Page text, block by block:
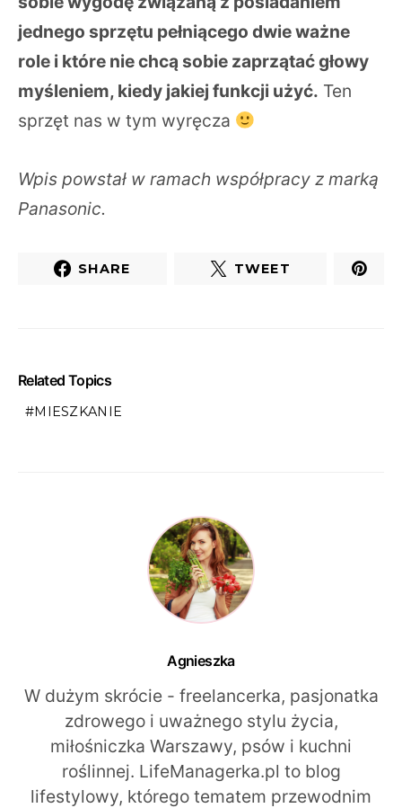
jednego sprzętu pełniącego dwie ważne
role i które nie chcą sobie zaprzątać głowy
myśleniem, kiedy jakiej funkcji użyć. Ten
sprzęt nas w tym wyręcza
Wpis powstał w ramach współpracy z marką
Panasonic.
SHARE TWEET
Related Topics
MIESZKANIE
Agnieszka
W dużym skrócie - freelancerka, pasjonatka
zdrowego i uważnego stylu życia,
miłośniczka Warszawy, psów i kuchni
roślinnej. LifeManagerka.pl to blog
lifestylowy, którego tematem przewodnim